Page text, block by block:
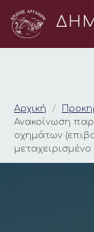
Αρχική
Ανακοίνωση
οχημάτων